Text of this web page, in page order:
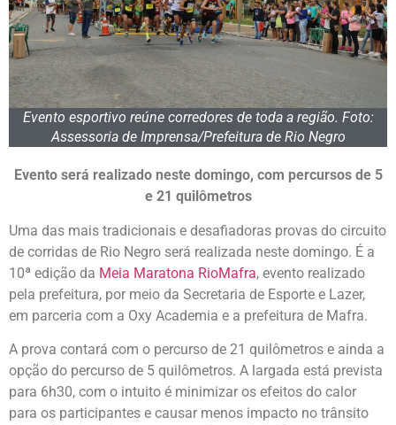
Evento esportivo reúne corredores de toda a região. Foto:
Assessoria de Imprensa/Prefeitura de Rio Negro
Evento será realizado neste domingo, com percursos de 5
e 21 quilômetros
Uma das mais tradicionais e desafiadoras provas do circuito
de corridas de Rio Negro será realizada neste domingo. É a
10ª edição da Meia Maratona RioMafra, evento realizado
pela prefeitura, por meio da Secretaria de Esporte e Lazer,
em parceria com a Oxy Academia e a prefeitura de Mafra.
A prova contará com o percurso de 21 quilômetros e ainda a
opção do percurso de 5 quilômetros. A largada está prevista
para 6h30, com o intuito é minimizar os efeitos do calor
para os participantes e causar menos impacto no trânsito